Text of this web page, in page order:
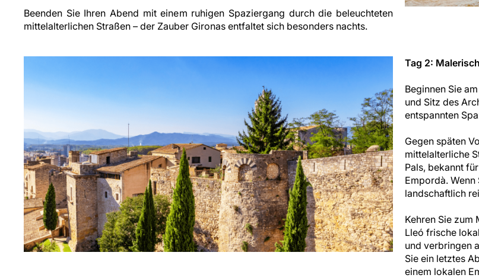
Beenden Sie Ihren Abend mit einem ruhigen Spaziergang durch die beleuchteten
mittelalterlichen Straßen – der Zauber Gironas entfaltet sich besonders nachts.
Tag 2:
Beginnen Sie
und Sitz des
entspannten
Gegen späten
mittelalterliche
Pals, bekannt
Empordà.
landschaftlich
Kehren Sie zum
Lleó frische
und verbringen
Sie ein letztes
einem lokalen